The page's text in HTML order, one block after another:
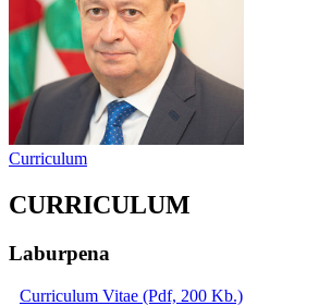
Curriculum
CURRICULUM
Laburpena
Curriculum Vitae (Pdf, 200 Kb.)